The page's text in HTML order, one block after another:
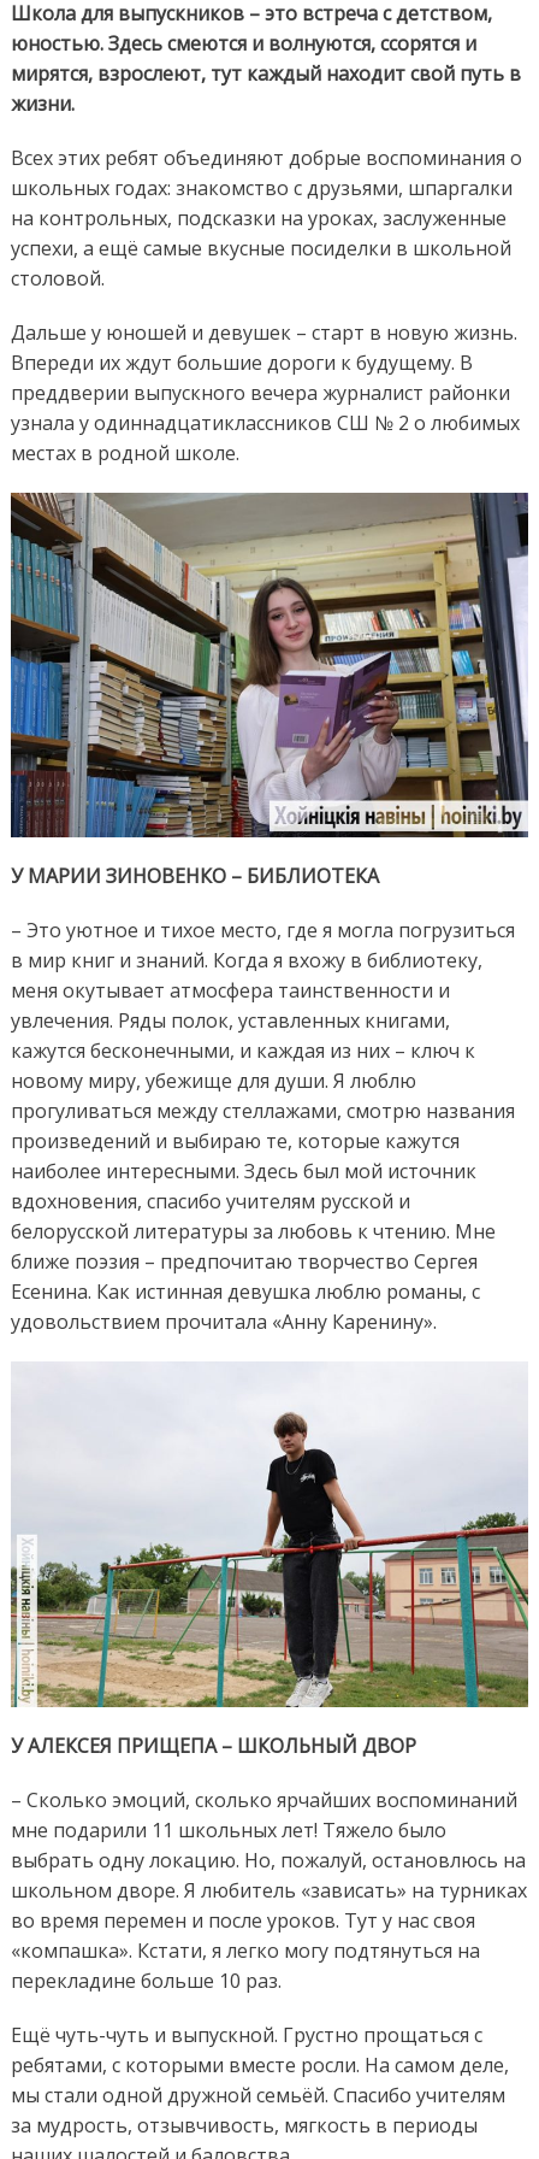
Школа для выпускников – это встреча с детством,
юностью. Здесь смеются и волнуются, ссорятся и
мирятся, взрослеют, тут каждый находит свой путь в
жизни.
Всех этих ребят объединяют добрые воспоминания о
школьных годах: знакомство с друзьями, шпаргалки
на контрольных, подсказки на уроках, заслуженные
успехи, а ещё самые вкусные посиделки в школьной
столовой.
Дальше у юношей и девушек – старт в новую жизнь.
Впереди их ждут большие дороги к будущему. В
преддверии выпускного вечера журналист районки
узнала у одиннадцатиклассников СШ № 2 о любимых
местах в родной школе.
У МАРИИ ЗИНОВЕНКО – БИБЛИОТЕКА
– Это уютное и тихое место, где я могла погрузиться
в мир книг и знаний. Когда я вхожу в библиотеку,
меня окутывает атмосфера таинственности и
увлечения. Ряды полок, уставленных книгами,
кажутся бесконечными, и каждая из них – ключ к
новому миру, убежище для души. Я люблю
прогуливаться между стеллажами, смотрю названия
произведений и выбираю те, которые кажутся
наиболее интересными. Здесь был мой источник
вдохновения, спасибо учителям русской и
белорусской литературы за любовь к чтению. Мне
ближе поэзия – предпочитаю творчество Сергея
Есенина. Как истинная девушка люблю романы, с
удовольствием прочитала «Анну Каренину».
У АЛЕКСЕЯ ПРИЩЕПА – ШКОЛЬНЫЙ ДВОР
– Сколько эмоций, сколько ярчайших воспоминаний
мне подарили 11 школьных лет! Тяжело было
выбрать одну локацию. Но, пожалуй, остановлюсь на
школьном дворе. Я любитель «зависать» на турниках
во время перемен и после уроков. Тут у нас своя
«компашка». Кстати, я легко могу подтянуться на
перекладине больше 10 раз.
Ещё чуть-чуть и выпускной. Грустно прощаться с
ребятами, с которыми вместе росли. На самом деле,
мы стали одной дружной семьёй. Спасибо учителям
за мудрость, отзывчивость, мягкость в периоды